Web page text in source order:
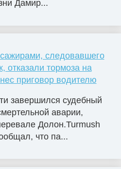
Дамир...
следовавшего
отказали тормоза на
приговор водителю
завершился судебный
аварии,
Долон.Turmush
что па...